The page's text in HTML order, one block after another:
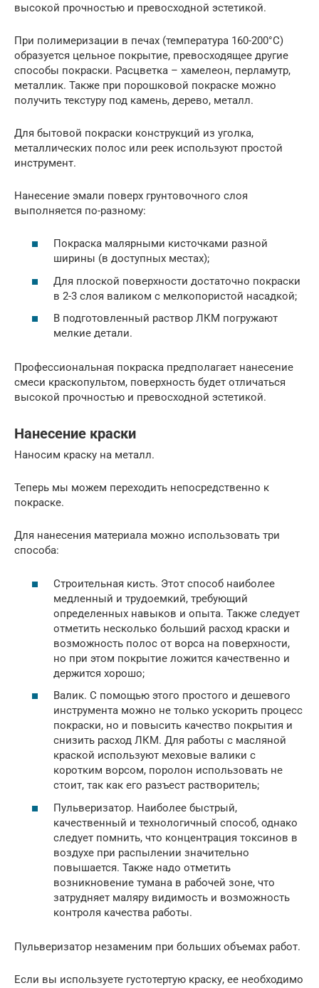
высокой прочностью и превосходной эстетикой.
При полимеризации в печах (температура 160-200°C)
образуется цельное покрытие, превосходящее другие
способы покраски. Расцветка – хамелеон, перламутр,
металлик. Также при порошковой покраске можно
получить текстуру под камень, дерево, металл.
Для бытовой покраски конструкций из уголка,
металлических полос или реек используют простой
инструмент.
Нанесение эмали поверх грунтовочного слоя
выполняется по-разному:
Покраска малярными кисточками разной
ширины (в доступных местах);
Для плоской поверхности достаточно покраски
в 2-3 слоя валиком с мелкопористой насадкой;
В подготовленный раствор ЛКМ погружают
мелкие детали.
Профессиональная покраска предполагает нанесение
смеси краскопультом, поверхность будет отличаться
высокой прочностью и превосходной эстетикой.
Нанесение краски
Наносим краску на металл.
Теперь мы можем переходить непосредственно к
покраске.
Для нанесения материала можно использовать три
способа:
Строительная кисть. Этот способ наиболее
медленный и трудоемкий, требующий
определенных навыков и опыта. Также следует
отметить несколько больший расход краски и
возможность полос от ворса на поверхности,
но при этом покрытие ложится качественно и
держится хорошо;
Валик. С помощью этого простого и дешевого
инструмента можно не только ускорить процесс
покраски, но и повысить качество покрытия и
снизить расход ЛКМ. Для работы с масляной
краской используют меховые валики с
коротким ворсом, поролон использовать не
стоит, так как его разъест растворитель;
Пульверизатор. Наиболее быстрый,
качественный и технологичный способ, однако
следует помнить, что концентрация токсинов в
воздухе при распылении значительно
повышается. Также надо отметить
возникновение тумана в рабочей зоне, что
затрудняет маляру видимость и возможность
контроля качества работы.
Пульверизатор незаменим при больших объемах работ.
Если вы используете густотертую краску, ее необходимо